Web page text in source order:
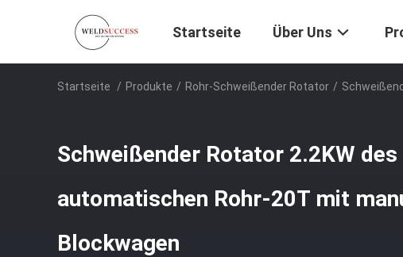
Startseite Über Uns
Startseite / Produkte / Rohr-Schweißender Rotator /
Schweißender Rotator 2.2KW des
automatischen Rohr-20T mit
Blockwagen